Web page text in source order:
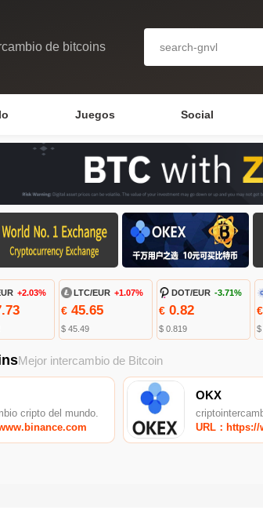
de bitcoins
Juegos Social
+2.03% LTC/EUR +1.07%
€45.65
$ 45.49
DOT/EUR -3.71%
€0.82
$ 0.819
€
$
Mejor intercambio de Bitcoin
cripto del mundo.
OKX
URL：